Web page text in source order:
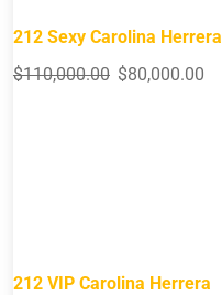
212 Sexy Carolina Herrera
$110,000.00 $80,000.00
212 VIP Carolina Herrera